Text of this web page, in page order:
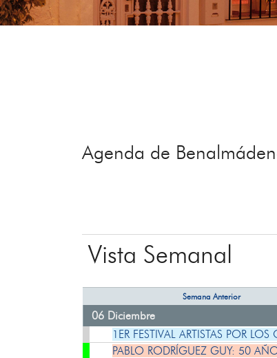
Agenda de
Vista Semanal
Semana Anterior
06 Diciembre
1ER FESTIVAL ARTISTAS POR LOS
PABLO RODRÍGUEZ GUY: 50